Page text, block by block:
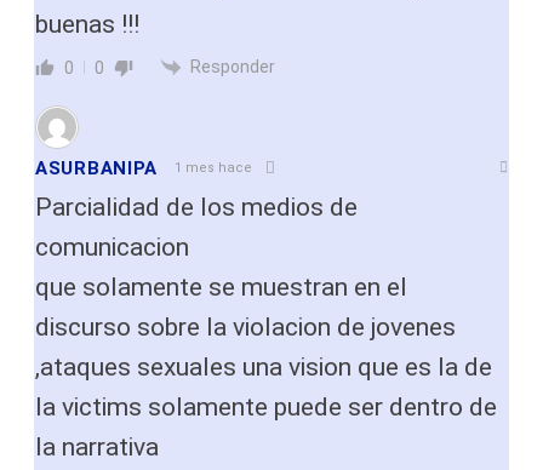
buenas !!!
0 0 Responder
ASURBANIPA 1 mes hace
Parcialidad de los medios de
comunicacion
que solamente se muestran en el
discurso sobre la violacion de jovenes
,ataques sexuales una vision que es la de
la victims solamente puede ser dentro de
la narrativa